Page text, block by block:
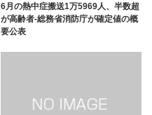
6月の熱中症搬送1万5969人、半数超
が高齢者-総務省消防庁が確定値の概
要公表